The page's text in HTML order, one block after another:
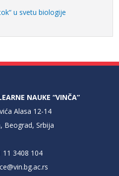
u svetu biologije
NAUKE “VINČA”
Alasa 12-14
Beograd, Srbija
11 3408 104